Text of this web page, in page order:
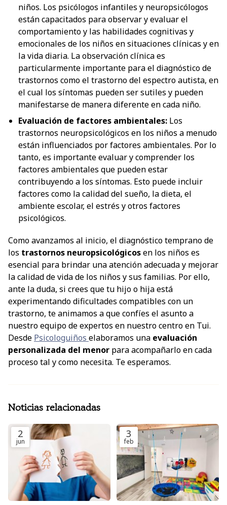
niños. Los psicólogos infantiles y neuropsicólogos
están capacitados para observar y evaluar el
comportamiento y las habilidades cognitivas y
emocionales de los niños en situaciones clínicas y en
la vida diaria. La observación clínica es
particularmente importante para el diagnóstico de
trastornos como el trastorno del espectro autista, en
el cual los síntomas pueden ser sutiles y pueden
manifestarse de manera diferente en cada niño.
Evaluación de factores ambientales: Los
trastornos neuropsicológicos en los niños a menudo
están influenciados por factores ambientales. Por lo
tanto, es importante evaluar y comprender los
factores ambientales que pueden estar
contribuyendo a los síntomas. Esto puede incluir
factores como la calidad del sueño, la dieta, el
ambiente escolar, el estrés y otros factores
psicológicos.
Como avanzamos al inicio, el diagnóstico temprano de
los trastornos neuropsicológicosen los niños es
esencial para brindar una atención adecuada y mejorar
la calidad de vida de los niños y sus familias. Por ello,
ante la duda, si crees que tu hijo o hija está
experimentando dificultades compatibles con un
trastorno, te animamos a que confíes el asunto a
nuestro equipo de expertos en nuestro centro en Tui.
Desde Psicologuiños elaboramos una evaluación
personalizada del menor para acompañarlo en cada
proceso tal y como necesita. Te esperamos.
Noticias relacionadas
2
jun
3
feb